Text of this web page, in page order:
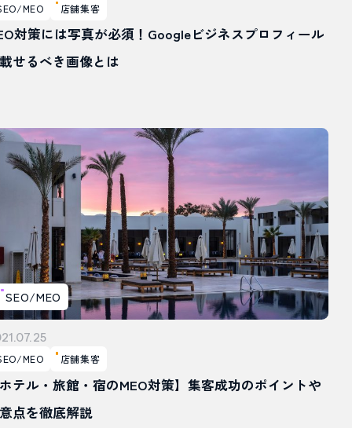
MEO 店舗集客
対策には写真が必須！Googleビジネスプロフィール
せるべき画像とは
SEO/MEO
MEO 店舗集客
テル・旅館・宿のMEO対策】集客成功のポイントや
点を徹底解説